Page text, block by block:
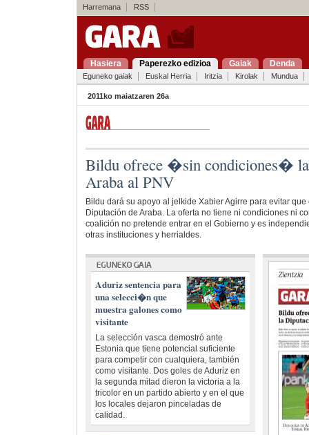
Harremana RSS
Hasiera Paperezko edizioa Gaiak Denda
Eguneko gaiak Euskal Herria Iritzia Kirolak Mundua
2011ko maiatzaren 26a
Bildu ofrece �sin condiciones�
Araba al PNV
Bildu dará su apoyo al jelkide Xabier Agirre para evitar
Diputación de Araba. La oferta no tiene ni condiciones ni
coalición no pretende entrar en el Gobierno y es
otras instituciones y herrialdes.
Aduriz sentencia para
una selecci�n que
muestra galones como
visitante
La selección vasca demostró ante
Estonia que tiene potencial suficiente
para competir con cualquiera, también
como visitante. Dos goles de Aduriz en
la segunda mitad dieron la victoria a la
tricolor en un partido abierto y en el que
los locales dejaron pinceladas de
calidad.